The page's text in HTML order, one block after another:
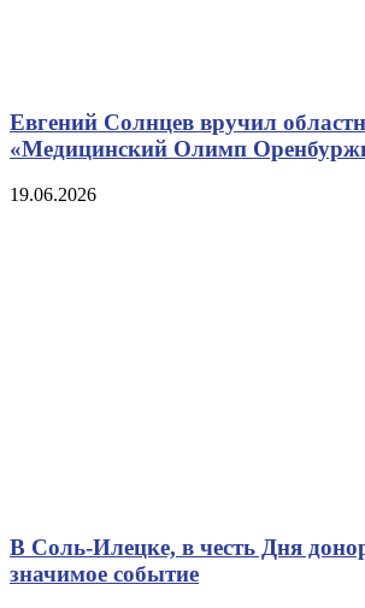
Евгений Солнцев вручил
«Медицинский Олимп
19.06.2026
В Соль-Илецке, в честь Дня
значимое событие